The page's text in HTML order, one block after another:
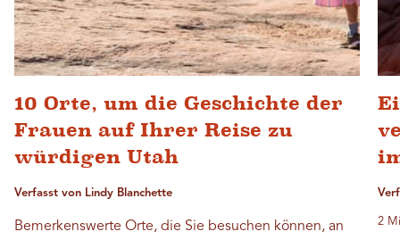
10 Orte, um die Geschichte der
Frauen auf Ihrer Reise zu
würdigen Utah
Verfasst von Lindy Blanchette
Bemerkenswerte Orte, die Sie besuchen können, an
2